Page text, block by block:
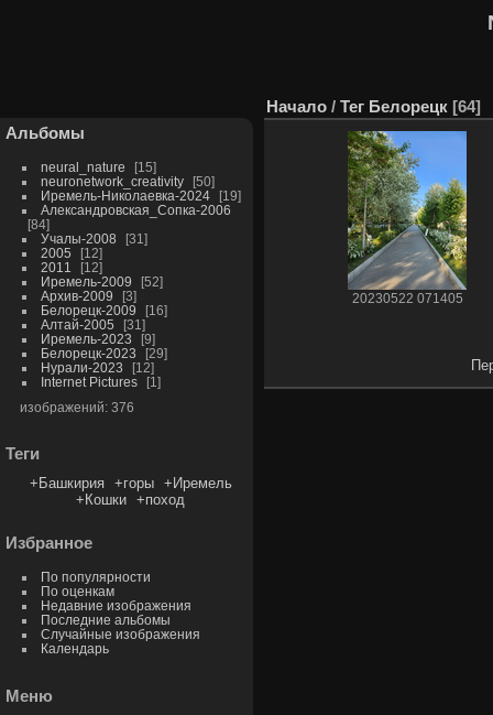
Альбомы
neural_nature
15
neuronetwork_creativity
50
Иремель-Николаевка-2024
19
Александровская_Сопка-2006
84
Учалы-2008
31
2005
12
2011
12
Иремель-2009
52
Архив-2009
3
Белорецк-2009
16
Алтай-2005
31
Иремель-2023
9
Белорецк-2023
29
Нурали-2023
12
Internet Pictures
1
изображений: 376
Теги
+Башкирия +горы
+Иремель
+Кошки
+поход
Избранное
По популярности
По оценкам
Недавние изображения
Последние альбомы
Случайные изображения
Календарь
Меню
Начало / Тег Белорецк 64
20230522 071405